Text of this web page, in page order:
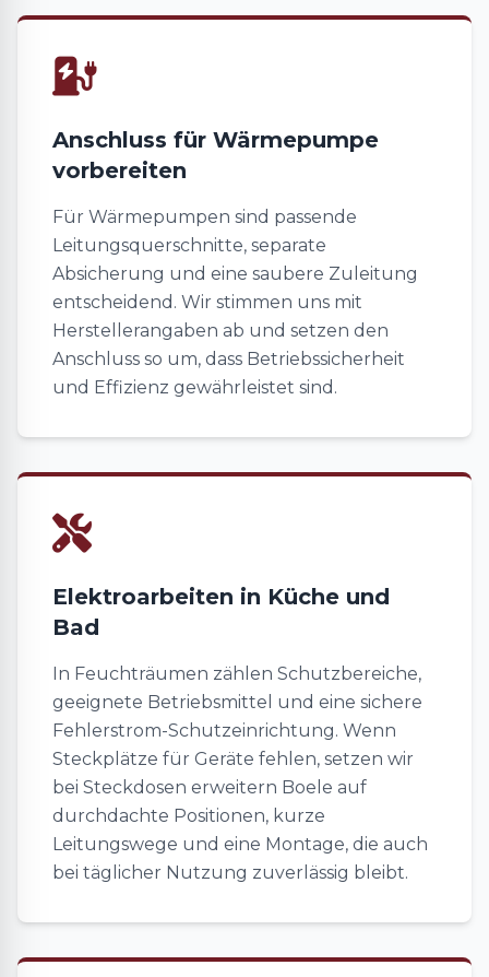
Anschluss für Wärmepumpe
vorbereiten
Für Wärmepumpen sind passende
Leitungsquerschnitte, separate
Absicherung und eine saubere Zuleitung
entscheidend. Wir stimmen uns mit
Herstellerangaben ab und setzen den
Anschluss so um, dass Betriebssicherheit
und Effizienz gewährleistet sind.
Elektroarbeiten in Küche und
Bad
In Feuchträumen zählen Schutzbereiche,
geeignete Betriebsmittel und eine sichere
Fehlerstrom-Schutzeinrichtung. Wenn
Steckplätze für Geräte fehlen, setzen wir
bei Steckdosen erweitern Boele auf
durchdachte Positionen, kurze
Leitungswege und eine Montage, die auch
bei täglicher Nutzung zuverlässig bleibt.